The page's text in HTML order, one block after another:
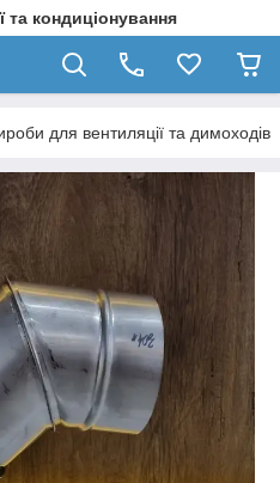
та кондиціонування
для вентиляції та димоходів